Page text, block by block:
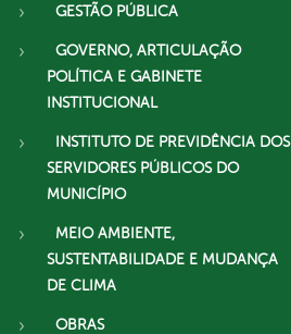
GESTÃO PÚBLICA
GOVERNO, ARTICULAÇÃO
POLÍTICA E GABINETE
INSTITUCIONAL
INSTITUTO DE PREVIDÊNCIA DOS
SERVIDORES PÚBLICOS DO
MUNICÍPIO
MEIO AMBIENTE,
SUSTENTABILIDADE E MUDANÇA
DE CLIMA
OBRAS